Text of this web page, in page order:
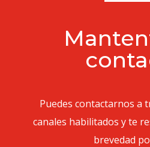
Puedes contactarnos a
canales habilitados y te
brevedad